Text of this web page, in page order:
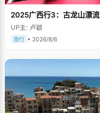
2025广西行3：古龙山漂流
UP主: 卢颖
旅行 • 2026/8/6